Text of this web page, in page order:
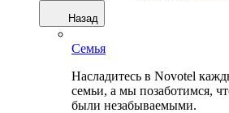
Назад
Семья
Насладитесь в Novotel
семьи, а мы позаботимся,
были незабываемыми.